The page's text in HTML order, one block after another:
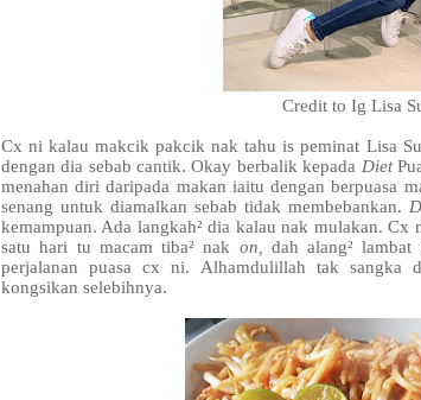
Credit to Ig Lisa
Cx ni kalau makcik pakcik nak tahu is peminat Lisa
dengan dia sebab cantik. Okay berbalik kepada Diet
menahan diri daripada makan iaitu dengan berpuasa
senang untuk diamalkan sebab tidak membebankan.
kemampuan. Ada langkah² dia kalau nak mulakan. Cx
satu hari tu macam tiba² nak on,
dah alang²
perjalanan puasa cx ni. Alhamdulillah tak sangka
kongsikan selebihnya.